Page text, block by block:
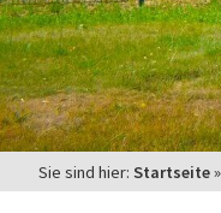
Sie sind hier: Startseite»